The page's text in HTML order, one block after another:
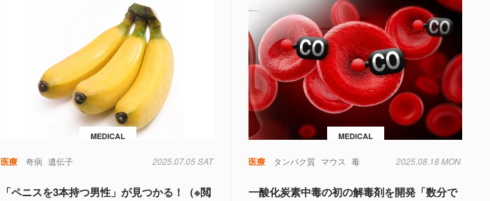
MEDICAL
医療 奇病 遺伝子 2025.07.05 SAT
「ペニスを3本持つ男性」が見つかる！（※閲
MEDICAL
医療 タンパク質 マウス 毒 2025.08.18 MON
一酸化炭素中毒の初の解毒剤を開発「数分で